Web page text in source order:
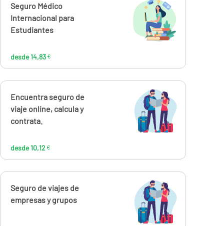
Calcúlalo ahora
Seguro Médico
Internacional para
Estudiantes
desde 14,83 €
14,83€
Calcúlalo ahora
Encuentra seguro de
viaje online, calcula y
contrata.
desde 10,12 €
10,12€
Calcúlalo ahora
Seguro de viajes de
empresas y grupos